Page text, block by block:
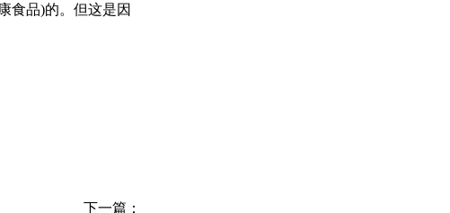
食品)的。但这是因
下一篇：